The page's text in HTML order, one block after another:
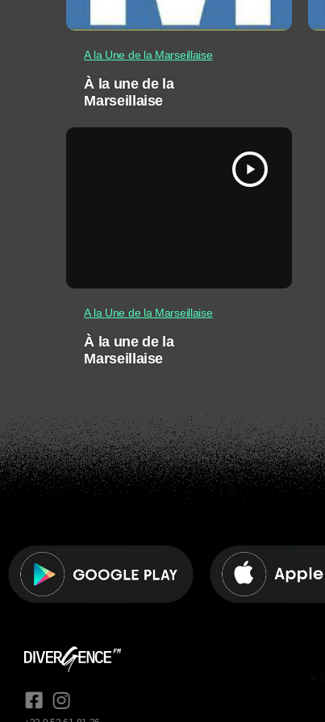
A la Une de la Marseillaise
À la une de la
Marseillaise
play_arrow
A la Une de la Marseillaise
À la une de la
Marseillaise